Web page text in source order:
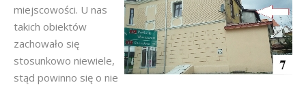
miejscowości. U nas
takich obiektów
zachowało się
stosunkowo niewiele,
stąd powinno się o nie